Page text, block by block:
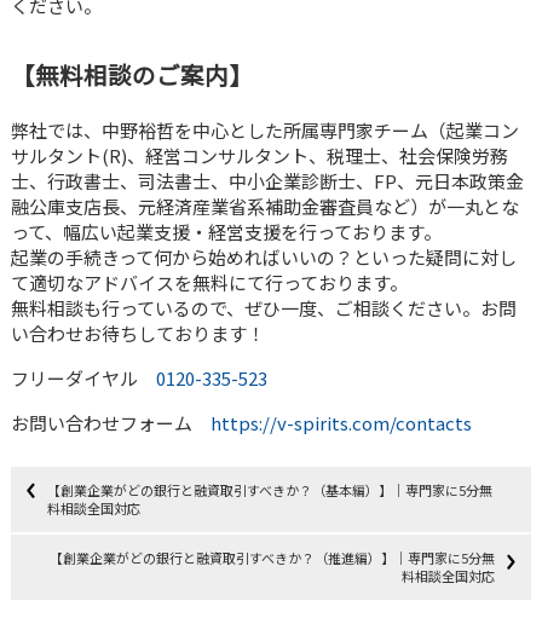
ください。
【無料相談のご案内】
弊社では、中野裕哲を中心とした所属専門家チーム（起業コン
サルタント(R)、経営コンサルタント、税理士、社会保険労務
士、行政書士、司法書士、中小企業診断士、FP、元日本政策金
融公庫支店長、元経済産業省系補助金審査員など）が一丸とな
って、幅広い起業支援・経営支援を行っております。
起業の手続きって何から始めればいいの？といった疑問に対し
て適切なアドバイスを無料にて行っております。
無料相談も行っているので、ぜひ一度、ご相談ください。お問
い合わせお待ちしております！
フリーダイヤル 0120-335-523
お問い合わせフォーム https://v-spirits.com/contacts
【創業企業がどの銀行と融資取引すべきか？（基本編）】｜専門家に5分無
料相談全国対応
【創業企業がどの銀行と融資取引すべきか？（推進編）】｜専門家に5分無
料相談全国対応